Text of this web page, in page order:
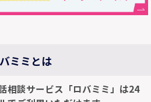
ミミとは
相談サービス「ロバミミ」は24